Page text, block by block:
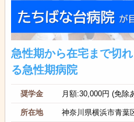
急性期から在宅まで切
る急性期病院
奨学金 月額:30,000円 (免除
所在地 神奈川県横浜市青葉